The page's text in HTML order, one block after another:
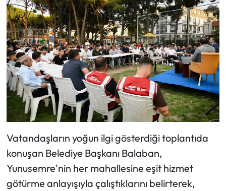
Vatandaşların yoğun ilgi gösterdiği toplantıda
konuşan Belediye Başkanı Balaban,
Yunusemre'nin her mahallesine eşit hizmet
götürme anlayışıyla çalıştıklarını belirterek,